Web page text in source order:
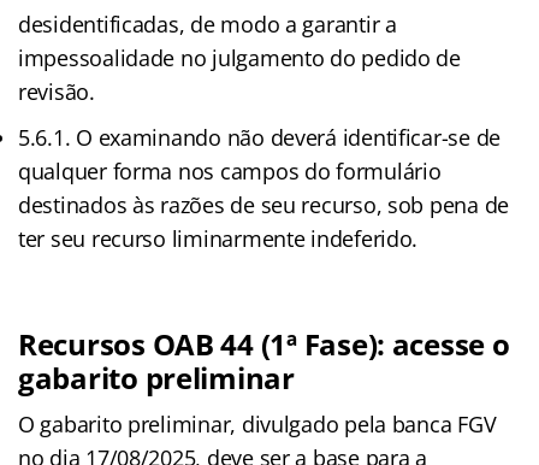
desidentificadas, de modo a garantir a
impessoalidade no julgamento do pedido de
revisão.
5.6.1. O examinando não deverá identificar-se de
qualquer forma nos campos do formulário
destinados às razões de seu recurso, sob pena de
ter seu recurso liminarmente indeferido.
Recursos OAB 44 (1ª Fase): acesse o
gabarito preliminar
O gabarito preliminar, divulgado pela banca FGV
no dia 17/08/2025, deve ser a base para a